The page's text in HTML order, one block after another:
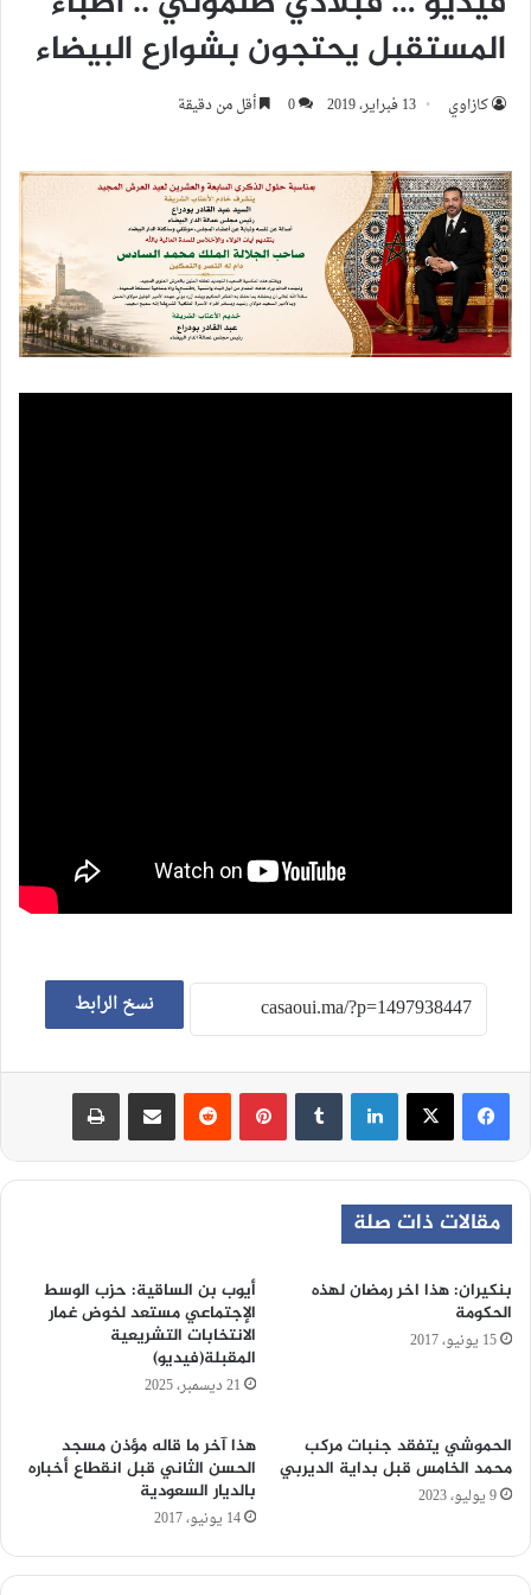
المستقبل يحتجون بشوارع البيضاء
كازاوي 13 فبراير، 2019 0 أقل من دقيقة
نسخ الرابط
لينكدإن بينتيريست
مقالات ذات صلة
بنكيران: هذا اخر رمضان لهذه
الحكومة
15 يونيو، 2017
أيوب بن الساقية: حزب الوسط
الإجتماعي مستعد لخوض غمار
الانتخابات التشريعية
المقبلة(فيديو)
21 ديسمبر، 2025
الحموشي يتفقد جنبات مركب
محمد الخامس قبل بداية الديربي
9 يوليو، 2023
هذا آخر ما قاله مؤذن مسجد
الحسن الثاني قبل انقطاع أخباره
بالديار السعودية
14 يونيو، 2017